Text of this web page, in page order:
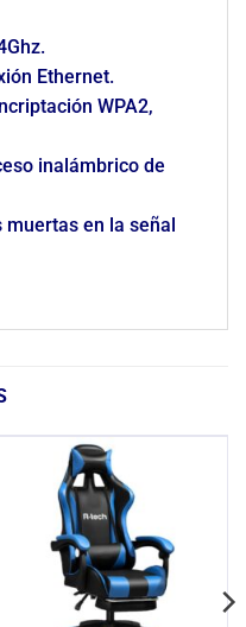
Ethernet.
WPA2,
inalámbrico de
en la señal